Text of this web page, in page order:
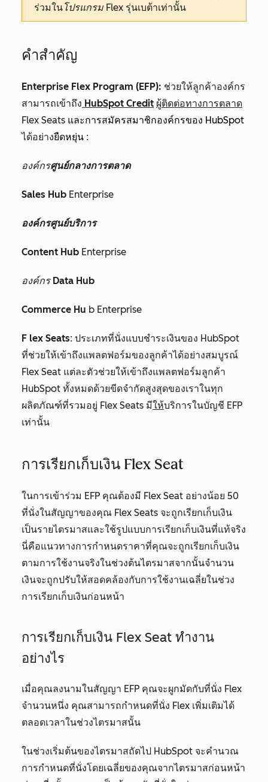
ร่วมในโปรแกรม Flex รุ่นเบต้าเท่านั้น
คำสำคัญ
Enterprise Flex Program (EFP): ช่วยให้ลูกค้าองค์กร
สามารถเข้าถึง HubSpot Credit ผู้ติดต่อทางการตลาด
Flex Seats และการสมัครสมาชิกองค์กรของ HubSpot
ได้อย่างยืดหยุ่น :
องค์กรศูนย์กลางการตลาด
Sales Hub Enterprise
องค์กรศูนย์บริการ
Content Hub Enterprise
องค์กรData Hub
Commerce Hu b Enterprise
F lex Seats: ประเภทที่นั่งแบบชำระเงินของ HubSpot
ที่ช่วยให้เข้าถึงแพลตฟอร์มของลูกค้าได้อย่างสมบูรณ์
Flex Seat แต่ละตัวช่วยให้เข้าถึงแพลตฟอร์มลูกค้า
HubSpot ทั้งหมดด้วยขีดจำกัดสูงสุดของเราในทุก
ผลิตภัณฑ์ที่รวมอยู่ Flex Seats มีให้บริการในบัญชี EFP
เท่านั้น
การเรียกเก็บเงิน Flex Seat
ในการเข้าร่วม EFP คุณต้องมี Flex Seat อย่างน้อย 50
ที่นั่งในสัญญาของคุณ Flex Seats จะถูกเรียกเก็บเงิน
เป็นรายไตรมาสและใช้รูปแบบการเรียกเก็บเงินที่แท้จริง
นี่คือแนวทางการกำหนดราคาที่คุณจะถูกเรียกเก็บเงิน
ตามการใช้งานจริงในช่วงต้นไตรมาสจากนั้นจำนวน
เงินจะถูกปรับให้สอดคล้องกับการใช้งานเฉลี่ยในช่วง
การเรียกเก็บเงินก่อนหน้า
การเรียกเก็บเงิน Flex Seat ทำงาน
อย่างไร
เมื่อคุณลงนามในสัญญา EFP คุณจะผูกมัดกับที่นั่ง Flex
จำนวนหนึ่ง คุณสามารถกำหนดที่นั่ง Flex เพิ่มเติมได้
ตลอดเวลาในช่วงไตรมาสนั้น
ในช่วงเริ่มต้นของไตรมาสถัดไป HubSpot จะคำนวณ
การกำหนดที่นั่งโดยเฉลี่ยของคุณจากไตรมาสก่อนหน้า